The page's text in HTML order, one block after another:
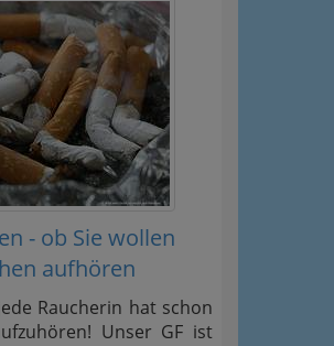
- ob Sie wollen
aufhören
Raucherin hat schon
Unser GF ist